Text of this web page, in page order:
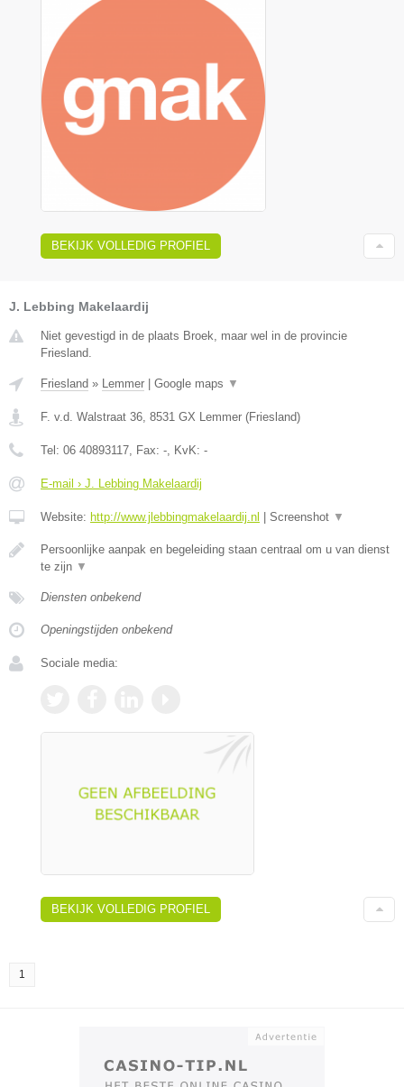
BEKIJK VOLLEDIG PROFIEL
J. Lebbing Makelaardij
Niet gevestigd in de plaats Broek, maar wel in de provincie
Friesland.
Friesland » Lemmer Google maps ▼
F. v.d. Walstraat 36 8531 GX Lemmer (Friesland)
Tel: 06 40893117 , Fax: - , KvK: -
E-mail › J. Lebbing Makelaardij
Website: http://www.jlebbingmakelaardij.nl Screenshot ▼
Persoonlijke aanpak en begeleiding staan centraal om u van dienst
te zijn ▼
Diensten onbekend
Openingstijden onbekend
Sociale media:
BEKIJK VOLLEDIG PROFIEL
1